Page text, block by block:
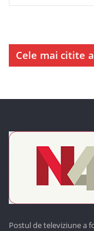
Cele mai citite
Postul de televiziune a